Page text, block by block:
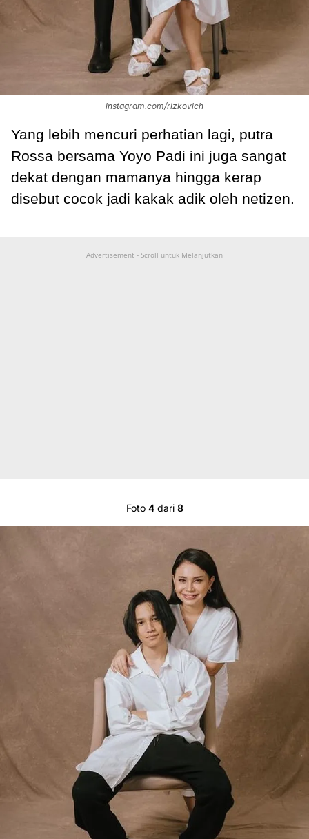
instagram.com/rizkovich
Yang lebih mencuri perhatian lagi, putra
Rossa bersama Yoyo Padi ini juga sangat
dekat dengan mamanya hingga kerap
disebut cocok jadi kakak adik oleh netizen.
Advertisement - Scroll untuk Melanjutkan
Foto 4dari 8